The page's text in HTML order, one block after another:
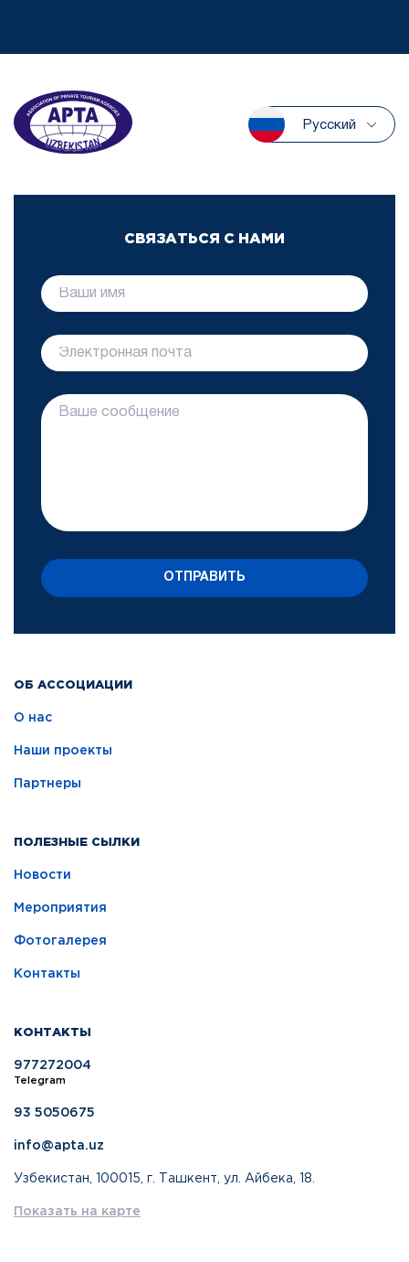
Русский
ОБ АССОЦИАЦИИ
О нас
Наши проекты
Партнеры
ПОЛЕЗНЫЕ СЫЛКИ
Новости
Мероприятия
Фотогалерея
Контакты
КОНТАКТЫ
977272004
Telegram
93 5050675
info@apta.uz
Узбекистан, 100015, г. Ташкент, ул. Айбека, 18.
Показать на карте
СВЯЗАТЬСЯ С НАМИ
ОТПРАВИТЬ